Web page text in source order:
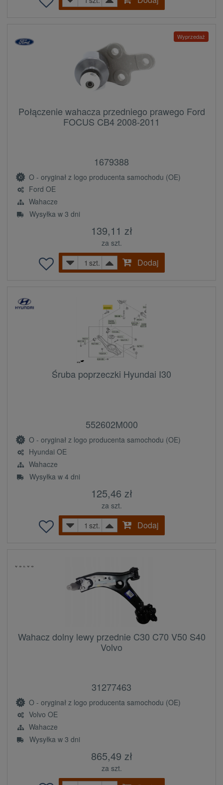
Wyprzedaż
Połączenie wahacza przedniego prawego Ford
FOCUS CB4 2008-2011
1679388
O - oryginał z logo producenta samochodu (OE)
Ford OE
Wahacze
Wysyłka w 3 dni
139,11 zł
za szt.
szt.
Dodaj
Śruba poprzeczki Hyundai I30
552602M000
O - oryginał z logo producenta samochodu (OE)
Hyundai OE
Wahacze
Wysyłka w 4 dni
125,46 zł
za szt.
szt.
Dodaj
Wahacz dolny lewy przednie C30 C70 V50 S40
Volvo
31277463
O - oryginał z logo producenta samochodu (OE)
Volvo OE
Wahacze
Wysyłka w 3 dni
865,49 zł
za szt.